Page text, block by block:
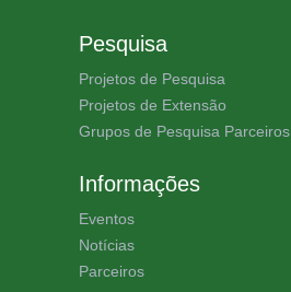
Pesquisa
Projetos de Pesquisa
Projetos de Extensão
Grupos de Pesquisa Parceiros
Informações
Eventos
Notícias
Parceiros